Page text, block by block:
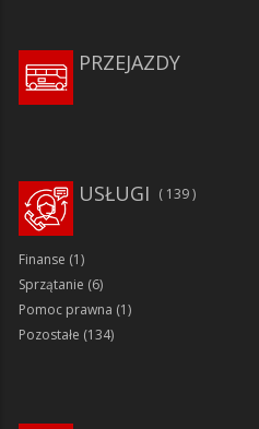
PRZEJAZDY
139
USŁUGI
Finanse (1)
Sprzątanie (6)
Pomoc prawna (1)
Pozostałe (134)